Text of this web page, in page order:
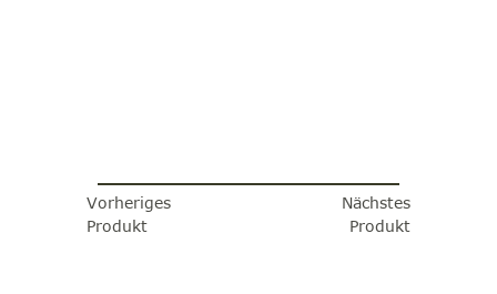
Vorheriges
Produkt
Nächstes
Produkt